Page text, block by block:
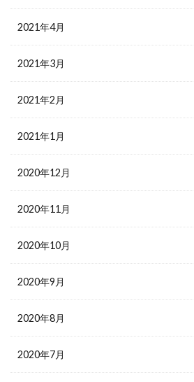
2021年4月
2021年3月
2021年2月
2021年1月
2020年12月
2020年11月
2020年10月
2020年9月
2020年8月
2020年7月